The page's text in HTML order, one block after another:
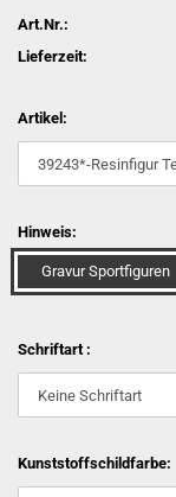
Art.Nr.:
Lieferzeit:
Artikel:
Hinweis:
Gravur Sportfiguren
Schriftart :
Kunststoffschildfarbe: